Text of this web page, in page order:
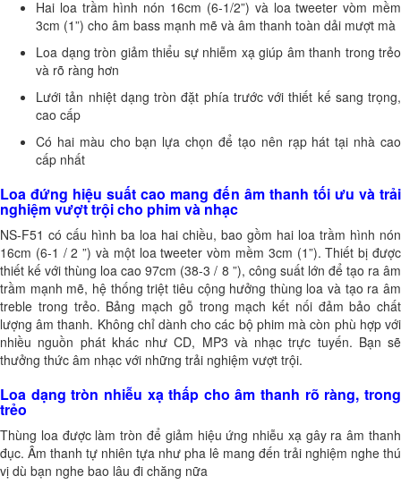
Hai loa trầm hình nón 16cm (6-1/2”) và loa tweeter vòm mềm
3cm (1”) cho âm bass mạnh mẽ và âm thanh toàn dải mượt mà
Loa dạng tròn giảm thiểu sự nhiễm xạ giúp âm thanh trong trẻo
và rõ ràng hơn
Lưới tản nhiệt dạng tròn đặt phía trước với thiết kế sang trọng,
cao cấp
Có hai màu cho bạn lựa chọn để tạo nên rạp hát tại nhà cao
cấp nhất
Loa đứng hiệu suất cao mang đến âm thanh tối ưu và trải
nghiệm vượt trội cho phim và nhạc
NS-F51 có cấu hình ba loa hai chiều, bao gồm hai loa trầm hình nón
16cm (6-1 / 2 ”) và một loa tweeter vòm mềm 3cm (1”). Thiết bị được
thiết kế với thùng loa cao 97cm (38-3 / 8 ”), công suất lớn để tạo ra âm
trầm mạnh mẽ, hệ thống triệt tiêu cộng hưởng thùng loa và tạo ra âm
treble trong trẻo. Bảng mạch gỗ trong mạch kết nối đảm bảo chất
lượng âm thanh. Không chỉ dành cho các bộ phim mà còn phù hợp với
nhiều nguồn phát khác như CD, MP3 và nhạc trực tuyến. Bạn sẽ
thưởng thức âm nhạc với những trải nghiệm vượt trội.
Loa dạng tròn nhiễu xạ thấp cho âm thanh rõ ràng, trong
trẻo
Thùng loa được làm tròn để giảm hiệu ứng nhiễu xạ gây ra âm thanh
đục. Âm thanh tự nhiên tựa như pha lê mang đến trải nghiệm nghe thú
vị dù bạn nghe bao lâu đi chăng nữa